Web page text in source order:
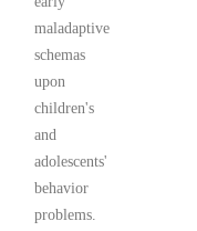
maladaptive
schemas
upon
children's
and
adolescents'
behavior
problems.